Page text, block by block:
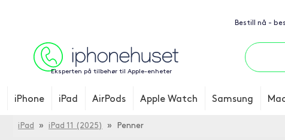
Bestill nå -
Eksperten på tilbehør til Apple-enheter
iPhone iPad AirPods Apple Watch Samsung
iPad » iPad 11 (2025) » Penner